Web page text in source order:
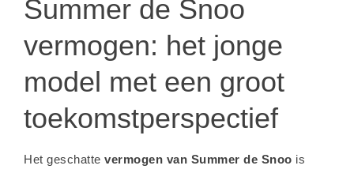
Summer de Snoo
vermogen: het jonge
model met een groot
toekomstperspectief
Het geschatte vermogen van Summer de Snoo is